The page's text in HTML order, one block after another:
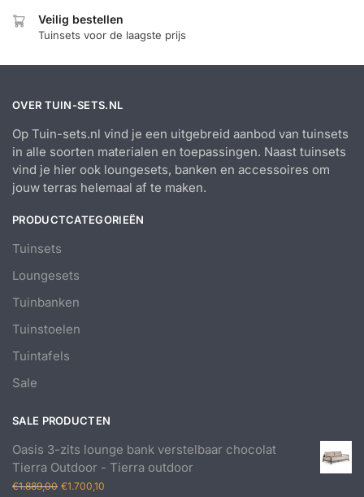
Veilig bestellen
Tuinsets voor de laagste prijs
OVER TUIN-SETS.NL
Op Tuin-sets.nl vind je een uitgebreid aanbod van tuinsets
in alle soorten materialen en toepassingen. Naast tuinsets
vind je hier ook loungesets, banken en accessoires om
jouw terras helemaal af te maken.
PRODUCTCATEGORIEËN
Tuinsets
Loungesets
Tuinbanken
Tuinstoelen
Tuintafels
Sale
SALE PRODUCTEN
Oasis 3-zits lounge bank verstelbaar chocolat
Tierra Outdoor - Tierra outdoor
€1.889,00 Oorspronkelijke
€1.700,10